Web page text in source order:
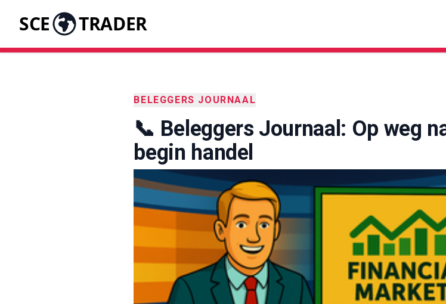
SCE TRADER
BELEGGERS JOURNAAL
📞 Beleggers Journaal: Op weg
begin handel